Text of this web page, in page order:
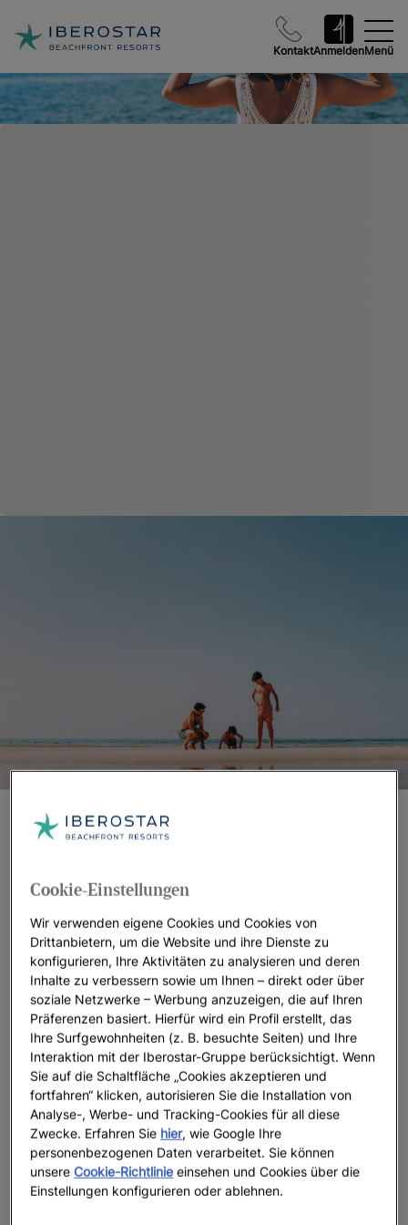
KontaktAnmeldenMenü
Iberostar Beachfront Resorts: die besten
Bei Iberostar überlassen wir in unseren Strandresorts kein
Destinationen, ein aufrichtiger, herzlicher Service und unsere
Verbundenheit zum Meer - der perfekte Rahmen für
einzigartige Urlaubsmomente, an die sie sich ein Leben lang
erinnern werden.
Wir heben hervor
Cookie-Einstellungen
Wir verwenden eigene Cookies und Cookies von
Drittanbietern, um die Website und ihre Dienste zu
konfigurieren, Ihre Aktivitäten zu analysieren und deren
Inhalte zu verbessern sowie um Ihnen – direkt oder über
soziale Netzwerke – Werbung anzuzeigen, die auf Ihren
Präferenzen basiert. Hierfür wird ein Profil erstellt, das
Ihre Surfgewohnheiten (z. B. besuchte Seiten) und Ihre
Interaktion mit der Iberostar-Gruppe berücksichtigt. Wenn
Sie auf die Schaltfläche „Cookies akzeptieren und
fortfahren“ klicken, autorisieren Sie die Installation von
Analyse-, Werbe- und Tracking-Cookies für all diese
Zwecke. Erfahren Sie hier, wie Google Ihre
personenbezogenen Daten verarbeitet. Sie können
unsereCookie-Richtlinie einsehen und Cookies über die
Einstellungen konfigurieren oder ablehnen.